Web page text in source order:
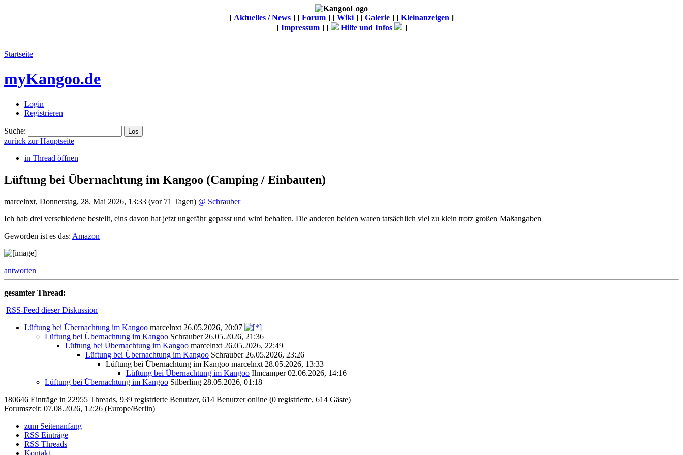
[ Aktuelles / News ] [ Forum ] [ Wiki ] [ Galerie ] [ Kleinanzeigen ]
[ Impressum] [ Hilfe und Infos ]
Startseite
myKangoo.de
Login
Registrieren
Suche:
zurück zur Hauptseite
in Thread öffnen
Lüftung bei Übernachtung im Kangoo (Camping / Einbauten)
marcelnxt, Donnerstag, 28. Mai 2026, 13:33 (vor 71 Tagen) @ Schrauber
Ich hab drei verschiedene bestellt, eins davon hat jetzt ungefähr gepasst und wird behalten. Die anderen beiden waren tatsächlich viel zu klein trotz großen Maßangaben
Geworden ist es das: Amazon
antworten
gesamter Thread:
RSS-Feed dieser Diskussion
Lüftung bei Übernachtung im Kangoo marcelnxt 26.05.2026, 20:07
Lüftung bei Übernachtung im Kangoo Schrauber 26.05.2026, 21:36
Lüftung bei Übernachtung im Kangoo marcelnxt 26.05.2026, 22:49
Lüftung bei Übernachtung im Kangoo Schrauber 26.05.2026, 23:26
Lüftung bei Übernachtung im Kangoo marcelnxt 28.05.2026, 13:33
Lüftung bei Übernachtung im Kangoo Ilmcamper 02.06.2026, 14:16
Lüftung bei Übernachtung im Kangoo Silberling 28.05.2026, 01:18
180646 Einträge in 22955 Threads, 939 registrierte Benutzer, 614 Benutzer online (0 registrierte, 614 Gäste)
Forumszeit: 07.08.2026, 12:26 (Europe/Berlin)
zum Seitenanfang
RSS Einträge
RSS Threads
Kontakt